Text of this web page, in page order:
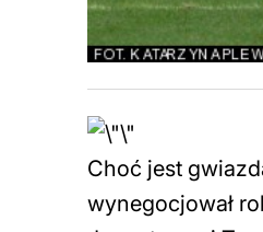
Choć jest
wynegocjował